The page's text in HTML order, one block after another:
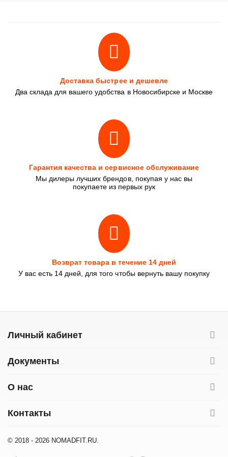
Доставка быстрее и дешевле
Два склада для вашего удобства в Новосибирске и Москве
Гарантия качества и сервисное обслуживание
Мы дилеры лучших брендов, покупая у нас вы
покупаете из первых рук
Возврат товара в течение 14 дней
У вас есть 14 дней, для того чтобы вернуть вашу покупку
Личный кабинет
Документы
О нас
Контакты
© 2018 - 2026 NOMADFIT.RU.